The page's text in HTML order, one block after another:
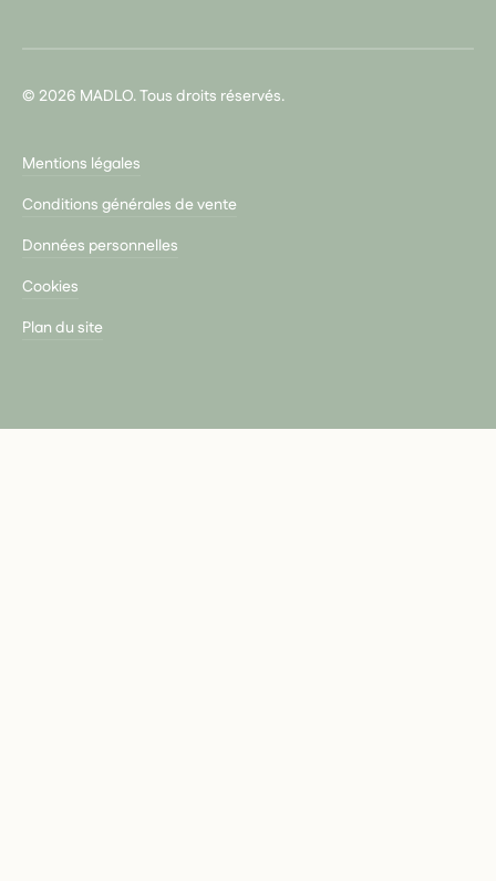
© 2026 MADLO. Tous droits réservés.
Mentions légales
Conditions générales de vente
Données personnelles
Cookies
Plan du site